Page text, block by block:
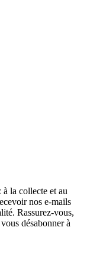
la collecte et au
nos e-mails
Rassurez-vous,
désabonner à